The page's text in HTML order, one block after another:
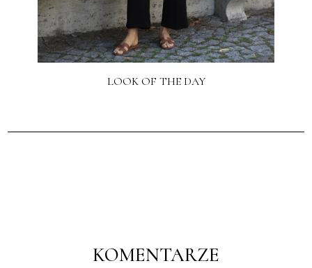
LOOK OF THE DAY
KOMENTARZE